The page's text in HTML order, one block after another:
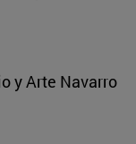
y Arte Navarro